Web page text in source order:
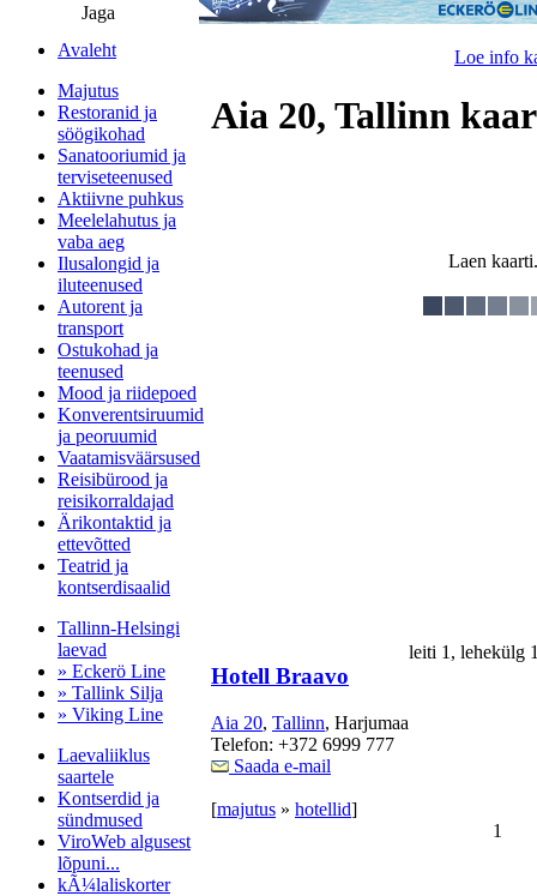
Jaga
Avaleht
Majutus
Restoranid ja
söögikohad
Sanatooriumid ja
terviseteenused
Aktiivne puhkus
Meelelahutus ja
vaba aeg
Ilusalongid ja
iluteenused
Autorent ja
transport
Ostukohad ja
teenused
Mood ja riidepoed
Konverentsiruumid
ja peoruumid
Vaatamisväärsused
Reisibürood ja
reisikorraldajad
Ärikontaktid ja
ettevõtted
Teatrid ja
kontserdisaalid
Tallinn-Helsingi
laevad
» Eckerö Line
» Tallink Silja
» Viking Line
Laevaliiklus
saartele
Kontserdid ja
sündmused
ViroWeb algusest
lõpuni...
kÃ¼laliskorter
Loe info
Aia 20, Tallinn
Laen
leiti 1,
Hotell Braavo
Aia 20, Tallinn, Harjumaa
Telefon: +372 6999 777
Saada e-mail
[majutus » hotellid]
1